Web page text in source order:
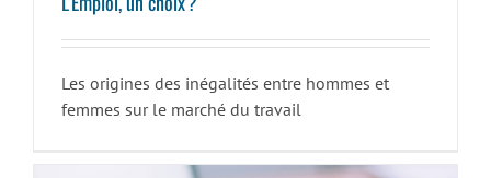
Les origines des inégalités entre hommes et
femmes sur le marché du travail